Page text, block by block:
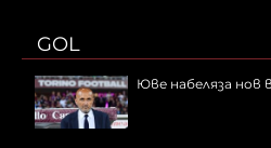
GOL
Юве набеляза нов